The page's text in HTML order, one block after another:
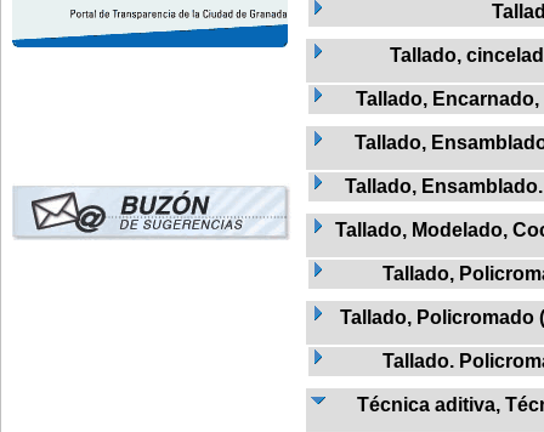
Tallado,
Tallado,
Tallado,
Tallado,
Tallado, Modelado,
Tallado,
Tallado, Policromado
Tallado.
Técnica aditiva,